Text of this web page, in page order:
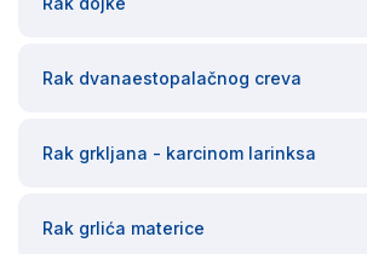
Rak dvanaestopalačnog creva
Rak grkljana - karcinom larinksa
Rak grlića materice